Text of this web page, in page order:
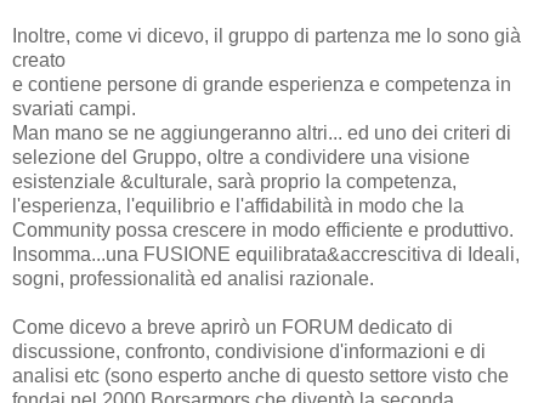
Inoltre, come vi dicevo, il gruppo di partenza me lo sono già
creato
e contiene persone di grande esperienza e competenza in
svariati campi.
Man mano se ne aggiungeranno altri... ed uno dei criteri di
selezione del Gruppo, oltre a condividere una visione
esistenziale &culturale, sarà proprio la competenza,
l'esperienza, l'equilibrio e l'affidabilità in modo che la
Community possa crescere in modo efficiente e produttivo.
Insomma...una FUSIONE equilibrata&accrescitiva di Ideali,
sogni, professionalità ed analisi razionale.
Come dicevo a breve aprirò un FORUM dedicato di
discussione, confronto, condivisione d'informazioni e di
analisi etc (sono esperto anche di questo settore visto che